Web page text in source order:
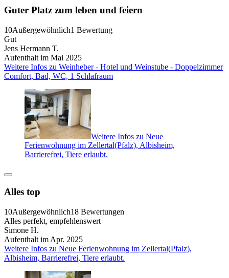
Guter Platz zum leben und feiern
10Außergewöhnlich1 Bewertung
Gut
Jens Hermann T.
Aufenthalt im Mai 2025
Weitere Infos zu Weinheber - Hotel und Weinstube - Doppelzimmer
Comfort, Bad, WC, 1 Schlafraum
Weitere Infos zu Neue
Ferienwohnung im Zellertal(Pfalz), Albisheim,
Barrierefrei, Tiere erlaubt.
Alles top
10Außergewöhnlich18 Bewertungen
Alles perfekt, empfehlenswert
Simone H.
Aufenthalt im Apr. 2025
Weitere Infos zu Neue Ferienwohnung im Zellertal(Pfalz),
Albisheim, Barrierefrei, Tiere erlaubt.